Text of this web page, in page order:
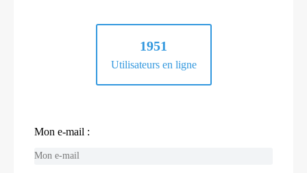
1951
Utilisateurs en ligne
Mon e-mail :